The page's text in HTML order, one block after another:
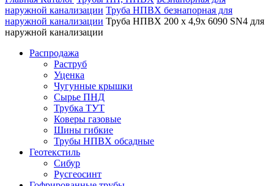
наружной канализации Труба НПВХ безнапорная для
наружной канализации Труба НПВХ 200 х 4,9х 6090 SN4 для
наружной канализации
Распродажа
Раструб
Уценка
Чугунные крышки
Сырье ПНД
Трубка ТУТ
Коверы газовые
Шины гибкие
Трубы НПВХ обсадные
Геотекстиль
Сибур
Русгеосинт